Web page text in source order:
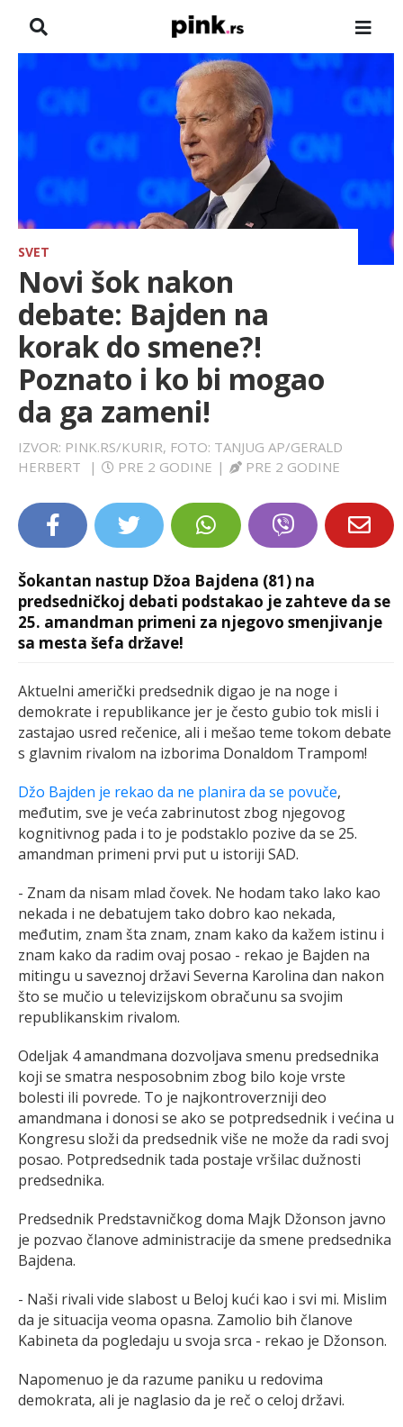
NASLOVNA
VESTI
ZADRUGA
SHOWBIZ
HRONIKA
FARMERI
SPORT
LIFESTYLE
EXTRA
SVET
Novi šok nakon
debate: Bajden na
korak do smene?!
Poznato i ko bi mogao
da ga zameni!
IZVOR: PINK.RS/KURIR, FOTO: TANJUG AP/GERALD
HERBERT
| PRE 2 GODINE | PRE 2 GODINE
Šokantan nastup Džoa Bajdena (81) na
predsedničkoj debati podstakao je zahteve da se
25. amandman primeni za njegovo smenjivanje
sa mesta šefa države!
Aktuelni američki predsednik digao je na noge i
demokrate i republikance jer je često gubio tok misli i
zastajao usred rečenice, ali i mešao teme tokom debate
s glavnim rivalom na izborima Donaldom Trampom!
Džo Bajden je rekao da ne planira da se povuče,
međutim, sve je veća zabrinutost zbog njegovog
kognitivnog pada i to je podstaklo pozive da se 25.
amandman primeni prvi put u istoriji SAD.
- Znam da nisam mlad čovek. Ne hodam tako lako kao
nekada i ne debatujem tako dobro kao nekada,
međutim, znam šta znam, znam kako da kažem istinu i
znam kako da radim ovaj posao - rekao je Bajden na
mitingu u saveznoj državi Severna Karolina dan nakon
što se mučio u televizijskom obračunu sa svojim
republikanskim rivalom.
Odeljak 4 amandmana dozvoljava smenu predsednika
koji se smatra nesposobnim zbog bilo koje vrste
bolesti ili povrede. To je najkontroverzniji deo
amandmana i donosi se ako se potpredsednik i većina u
Kongresu složi da predsednik više ne može da radi svoj
posao. Potpredsednik tada postaje vršilac dužnosti
predsednika.
Predsednik Predstavničkog doma Majk Džonson javno
je pozvao članove administracije da smene predsednika
Bajdena.
- Naši rivali vide slabost u Beloj kući kao i svi mi. Mislim
da je situacija veoma opasna. Zamolio bih članove
Kabineta da pogledaju u svoja srca - rekao je Džonson.
Napomenuo je da razume paniku u redovima
demokrata, ali je naglasio da je reč o celoj državi.